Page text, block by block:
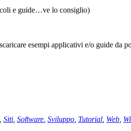
e guide…ve lo consiglio)
esempi applicativi e/o guide da
, Siti, Software, Sviluppo, Tutorial, Web,